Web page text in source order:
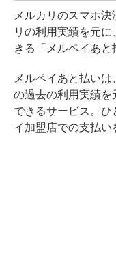
メルカリのスマホ
リの利用実績を元
きる「メルペイあと
メルペイあと払い
の過去の利用実績を
できるサービス。
イ加盟店での支払い